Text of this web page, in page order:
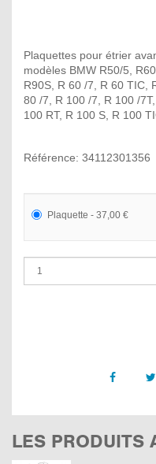
Plaquettes pour étrier
modèles BMW R50/5,
R90S, R 60 /7, R 60 TIC,
80 /7, R 100 /7, R 100 /
100 RT, R 100 S, R 100
Référence: 34112301356
Plaquette - 37,00 €
LES PRODUITS